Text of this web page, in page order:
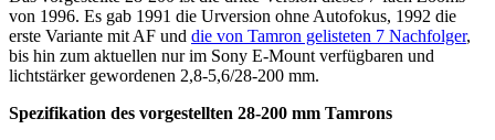
von 1996. Es gab 1991 die Urversion ohne Autofokus, 1992 die
erste Variante mit AF und die von Tamron gelisteten 7 Nachfolger,
bis hin zum aktuellen nur im Sony E-Mount verfügbaren und
lichtstärker gewordenen 2,8-5,6/28-200 mm.
Spezifikation des vorgestellten 28-200 mm Tamrons